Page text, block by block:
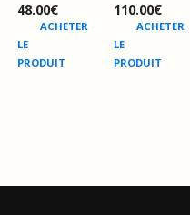
48.00€
ACHETER
LE
PRODUIT
110.00€
ACHETER
LE
PRODUIT